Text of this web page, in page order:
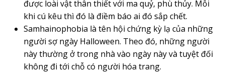
được loài vật thân thiết với ma quỷ, phù thủy. Mỗi
khi cú kêu thì đó là điềm báo ai đó sắp chết.
Samhainophobia là tên hội chứng kỳ lạ của những
người sợ ngày Halloween. Theo đó, những người
này thường ở trong nhà vào ngày này và tuyệt đối
không đi tới chỗ có người hóa trang.